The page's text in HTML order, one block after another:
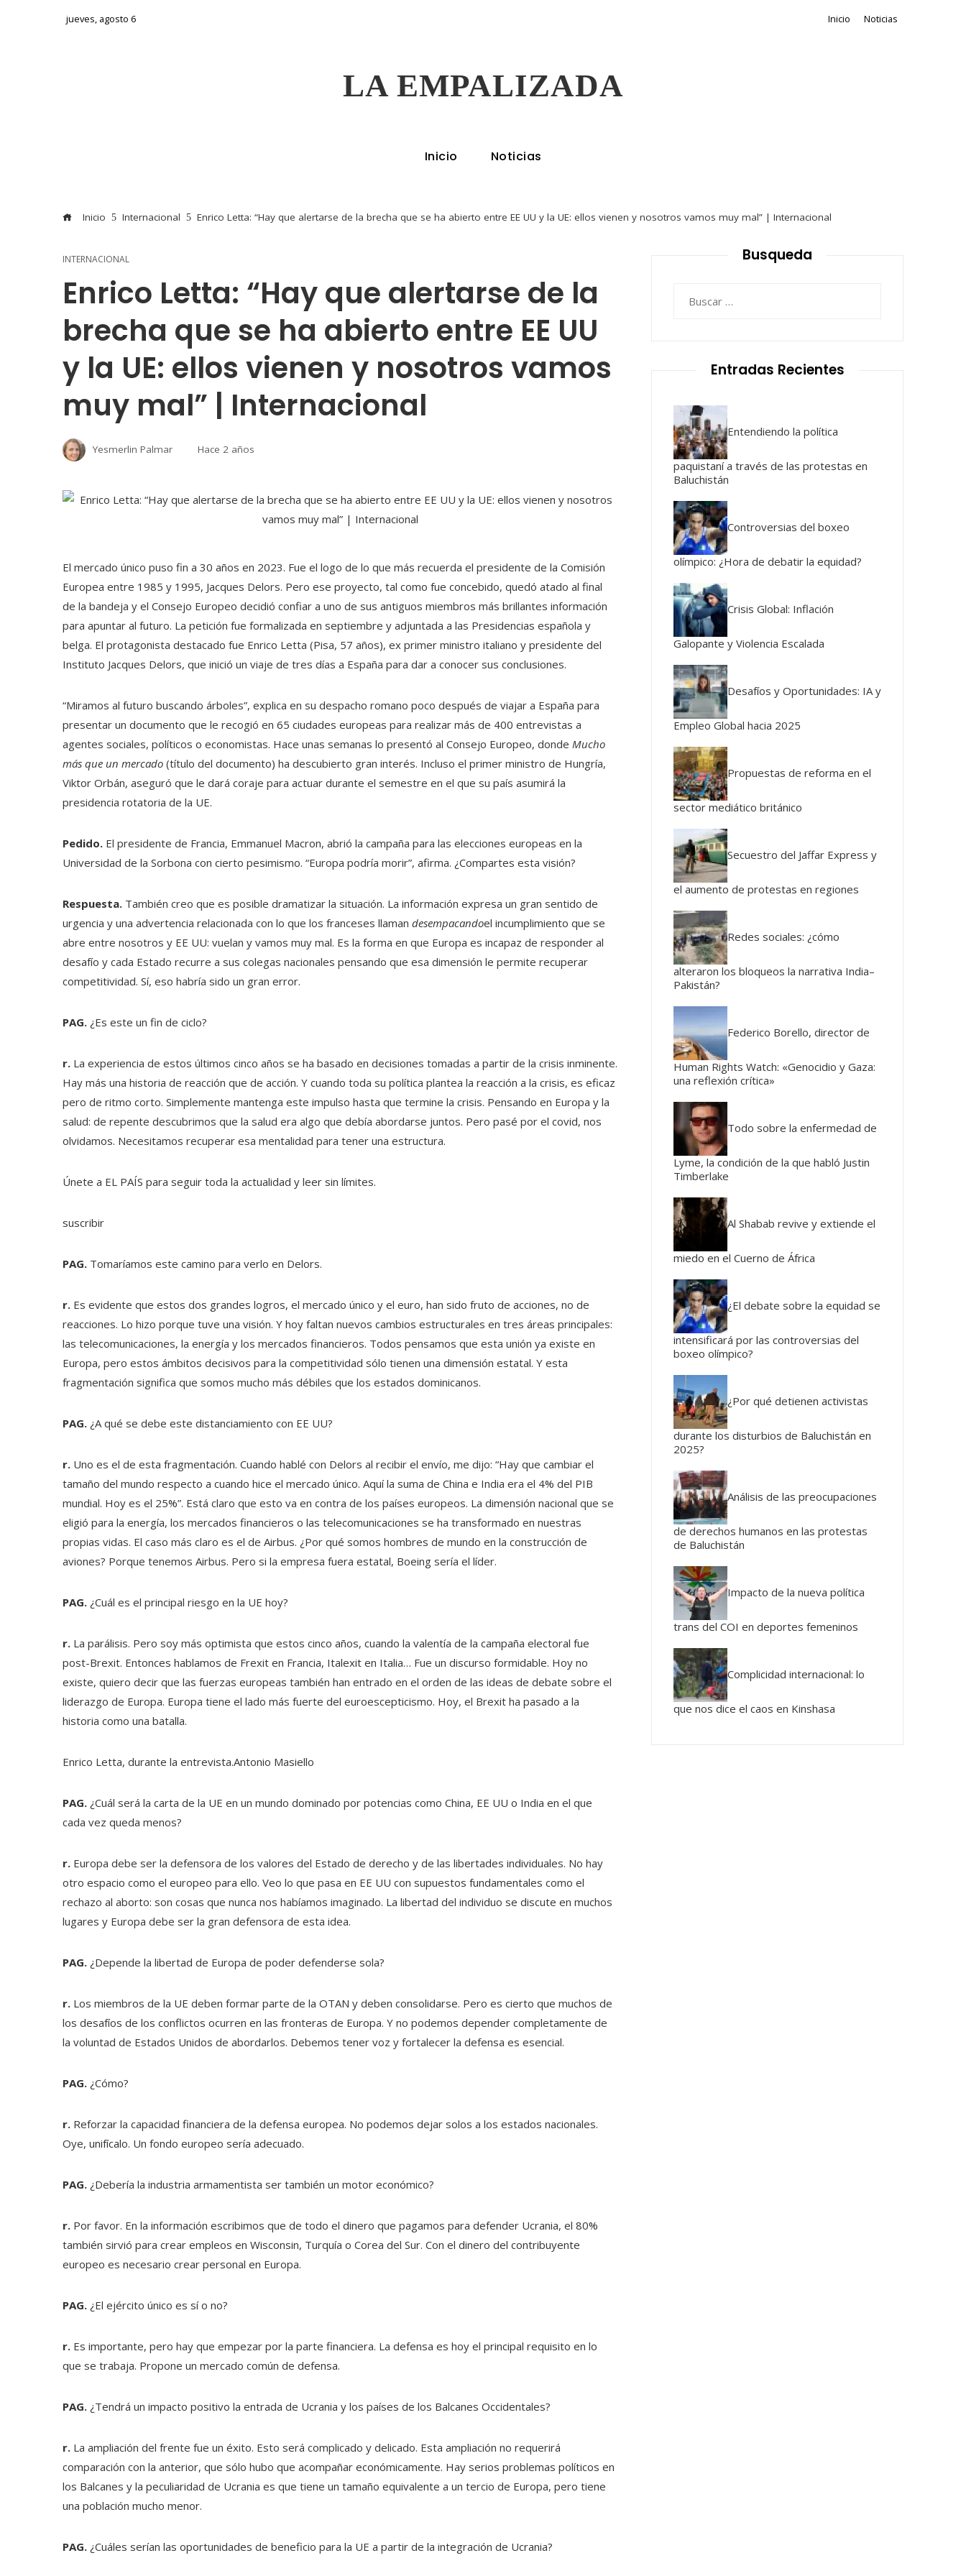
jueves, agosto 6 Inicio Noticias
LA EMPALIZADA
Inicio Noticias
Inicio Internacional Enrico Letta: “Hay que alertarse de la brecha que se ha abierto entre EE UU y la UE: ellos vienen y nosotros vamos muy mal” | Internacional
INTERNACIONAL
Enrico Letta: “Hay que alertarse de la
brecha que se ha abierto entre EE UU
y la UE: ellos vienen y nosotros vamos
muy mal” | Internacional
Yesmerlin Palmar Hace 2 años
El mercado único puso fin a 30 años en 2023. Fue el logo de lo que más recuerda el presidente de la Comisión
Europea entre 1985 y 1995, Jacques Delors. Pero ese proyecto, tal como fue concebido, quedó atado al final
de la bandeja y el Consejo Europeo decidió confiar a uno de sus antiguos miembros más brillantes información
para apuntar al futuro. La petición fue formalizada en septiembre y adjuntada a las Presidencias española y
belga. El protagonista destacado fue Enrico Letta (Pisa, 57 años), ex primer ministro italiano y presidente del
Instituto Jacques Delors, que inició un viaje de tres días a España para dar a conocer sus conclusiones.
“Miramos al futuro buscando árboles”, explica en su despacho romano poco después de viajar a España para
presentar un documento que le recogió en 65 ciudades europeas para realizar más de 400 entrevistas a
agentes sociales, políticos o economistas. Hace unas semanas lo presentó al Consejo Europeo, donde Mucho
más que un mercado (título del documento) ha descubierto gran interés. Incluso el primer ministro de Hungría,
Viktor Orbán, aseguró que le dará coraje para actuar durante el semestre en el que su país asumirá la
presidencia rotatoria de la UE.
Pedido. El presidente de Francia, Emmanuel Macron, abrió la campaña para las elecciones europeas en la
Universidad de la Sorbona con cierto pesimismo. “Europa podría morir”, afirma. ¿Compartes esta visión?
Respuesta. También creo que es posible dramatizar la situación. La información expresa un gran sentido de
urgencia y una advertencia relacionada con lo que los franceses llaman desempacandoel incumplimiento que se
abre entre nosotros y EE UU: vuelan y vamos muy mal. Es la forma en que Europa es incapaz de responder al
desafío y cada Estado recurre a sus colegas nacionales pensando que esa dimensión le permite recuperar
competitividad. Sí, eso habría sido un gran error.
PAG. ¿Es este un fin de ciclo?
r. La experiencia de estos últimos cinco años se ha basado en decisiones tomadas a partir de la crisis inminente.
Hay más una historia de reacción que de acción. Y cuando toda su política plantea la reacción a la crisis, es eficaz
pero de ritmo corto. Simplemente mantenga este impulso hasta que termine la crisis. Pensando en Europa y la
salud: de repente descubrimos que la salud era algo que debía abordarse juntos. Pero pasé por el covid, nos
olvidamos. Necesitamos recuperar esa mentalidad para tener una estructura.
Únete a EL PAÍS para seguir toda la actualidad y leer sin límites.
suscribir
PAG. Tomaríamos este camino para verlo en Delors.
r. Es evidente que estos dos grandes logros, el mercado único y el euro, han sido fruto de acciones, no de
reacciones. Lo hizo porque tuve una visión. Y hoy faltan nuevos cambios estructurales en tres áreas principales:
las telecomunicaciones, la energía y los mercados financieros. Todos pensamos que esta unión ya existe en
Europa, pero estos ámbitos decisivos para la competitividad sólo tienen una dimensión estatal. Y esta
fragmentación significa que somos mucho más débiles que los estados dominicanos.
PAG. ¿A qué se debe este distanciamiento con EE UU?
r. Uno es el de esta fragmentación. Cuando hablé con Delors al recibir el envío, me dijo: “Hay que cambiar el
tamaño del mundo respecto a cuando hice el mercado único. Aquí la suma de China e India era el 4% del PIB
mundial. Hoy es el 25%”. Está claro que esto va en contra de los países europeos. La dimensión nacional que se
eligió para la energía, los mercados financieros o las telecomunicaciones se ha transformado en nuestras
propias vidas. El caso más claro es el de Airbus. ¿Por qué somos hombres de mundo en la construcción de
aviones? Porque tenemos Airbus. Pero si la empresa fuera estatal, Boeing sería el líder.
PAG. ¿Cuál es el principal riesgo en la UE hoy?
r. La parálisis. Pero soy más optimista que estos cinco años, cuando la valentía de la campaña electoral fue
post-Brexit. Entonces hablamos de Frexit en Francia, Italexit en Italia… Fue un discurso formidable. Hoy no
existe, quiero decir que las fuerzas europeas también han entrado en el orden de las ideas de debate sobre el
liderazgo de Europa. Europa tiene el lado más fuerte del euroescepticismo. Hoy, el Brexit ha pasado a la
historia como una batalla.
Enrico Letta, durante la entrevista.Antonio Masiello
PAG. ¿Cuál será la carta de la UE en un mundo dominado por potencias como China, EE UU o India en el que
cada vez queda menos?
r. Europa debe ser la defensora de los valores del Estado de derecho y de las libertades individuales. No hay
otro espacio como el europeo para ello. Veo lo que pasa en EE UU con supuestos fundamentales como el
rechazo al aborto: son cosas que nunca nos habíamos imaginado. La libertad del individuo se discute en muchos
lugares y Europa debe ser la gran defensora de esta idea.
PAG. ¿Depende la libertad de Europa de poder defenderse sola?
r. Los miembros de la UE deben formar parte de la OTAN y deben consolidarse. Pero es cierto que muchos de
los desafíos de los conflictos ocurren en las fronteras de Europa. Y no podemos depender completamente de
la voluntad de Estados Unidos de abordarlos. Debemos tener voz y fortalecer la defensa es esencial.
PAG. ¿Cómo?
r. Reforzar la capacidad financiera de la defensa europea. No podemos dejar solos a los estados nacionales.
Oye, unifícalo. Un fondo europeo sería adecuado.
PAG. ¿Debería la industria armamentista ser también un motor económico?
r. Por favor. En la información escribimos que de todo el dinero que pagamos para defender Ucrania, el 80%
también sirvió para crear empleos en Wisconsin, Turquía o Corea del Sur. Con el dinero del contribuyente
europeo es necesario crear personal en Europa.
PAG. ¿El ejército único es sí o no?
r. Es importante, pero hay que empezar por la parte financiera. La defensa es hoy el principal requisito en lo
que se trabaja. Propone un mercado común de defensa.
PAG. ¿Tendrá un impacto positivo la entrada de Ucrania y los países de los Balcanes Occidentales?
r. La ampliación del frente fue un éxito. Esto será complicado y delicado. Esta ampliación no requerirá
comparación con la anterior, que sólo hubo que acompañar económicamente. Hay serios problemas políticos en
los Balcanes y la peculiaridad de Ucrania es que tiene un tamaño equivalente a un tercio de Europa, pero tiene
una población mucho menor.
PAG. ¿Cuáles serían las oportunidades de beneficio para la UE a partir de la integración de Ucrania?
Busqueda
Entradas Recientes
Entendiendo la política
paquistaní a través de las protestas en
Baluchistán
Controversias del boxeo
olímpico: ¿Hora de debatir la equidad?
Crisis Global: Inflación
Galopante y Violencia Escalada
Desafíos y Oportunidades: IA y
Empleo Global hacia 2025
Propuestas de reforma en el
sector mediático británico
Secuestro del Jaffar Express y
el aumento de protestas en regiones
Redes sociales: ¿cómo
alteraron los bloqueos la narrativa India–
Pakistán?
Federico Borello, director de
Human Rights Watch: «Genocidio y Gaza:
una reflexión crítica»
Todo sobre la enfermedad de
Lyme, la condición de la que habló Justin
Timberlake
Al Shabab revive y extiende el
miedo en el Cuerno de África
¿El debate sobre la equidad se
intensificará por las controversias del
boxeo olímpico?
¿Por qué detienen activistas
durante los disturbios de Baluchistán en
2025?
Análisis de las preocupaciones
de derechos humanos en las protestas
de Baluchistán
Impacto de la nueva política
trans del COI en deportes femeninos
Complicidad internacional: lo
que nos dice el caos en Kinshasa